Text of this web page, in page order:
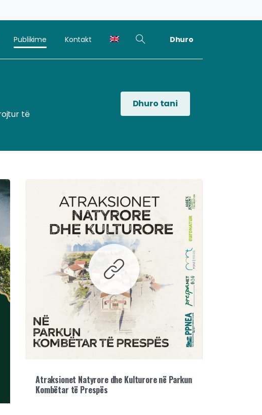
Publikime Kontakt Dhuro
të
Dhuro tani
Atraksionet Natyrore dhe Kulturore në Parkun
Kombëtar të Prespës